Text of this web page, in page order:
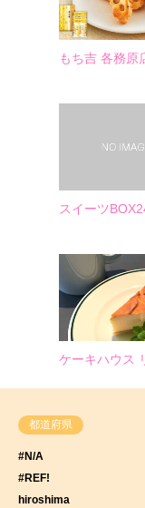
もち吉 各務原
スイーツ
ケーキハウス
都道府県
#N/A
#REF!
hiroshima